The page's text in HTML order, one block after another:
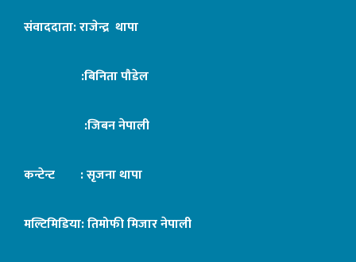
संवाददाता: राजेन्द्र थापा
:बिनिता पौडेल
:जिबन नेपाली
कन्टेन्ट : सृजना थापा
मल्टिमिडिया: तिमोफी मिजार नेपाली